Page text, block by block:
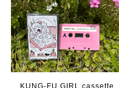
KUNG-FU GIRL cassette